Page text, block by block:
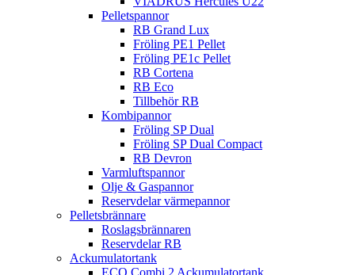
Pelletspannor
RB Grand Lux
Fröling PE1 Pellet
Fröling PE1c Pellet
RB Cortena
RB Eco
Tillbehör RB
Kombipannor
Fröling SP Dual
Fröling SP Dual Compact
RB Devron
Varmluftspannor
Olje & Gaspannor
Reservdelar värmepannor
Pelletsbrännare
Roslagsbrännaren
Reservdelar RB
Ackumulatortank